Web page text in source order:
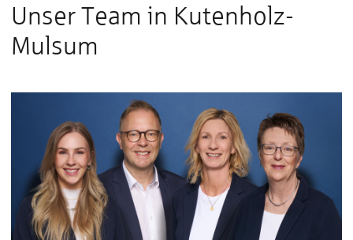
Unser Team in Kutenholz-
Mulsum